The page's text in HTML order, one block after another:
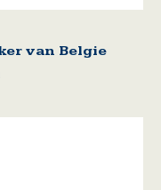
van Belgie